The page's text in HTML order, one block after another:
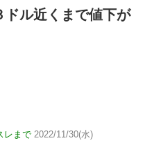
ドル近くまで値下が
レまで 2022/11/30(水)